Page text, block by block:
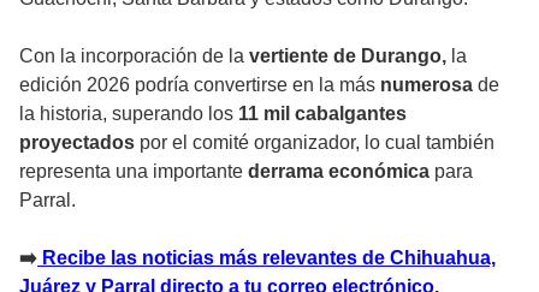
Con la incorporación de la vertiente de Durango, la
edición 2026 podría convertirse en la más numerosa de
la historia, superando los 11 mil cabalgantes
proyectados por el comité organizador, lo cual también
representa una importante derrama económica para
Parral.
➡️ Recibe las noticias más relevantes de Chihuahua,
Juárez y Parral directo a tu correo electrónico.